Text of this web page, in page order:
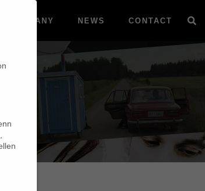
COMPANY NEWS CONTACT